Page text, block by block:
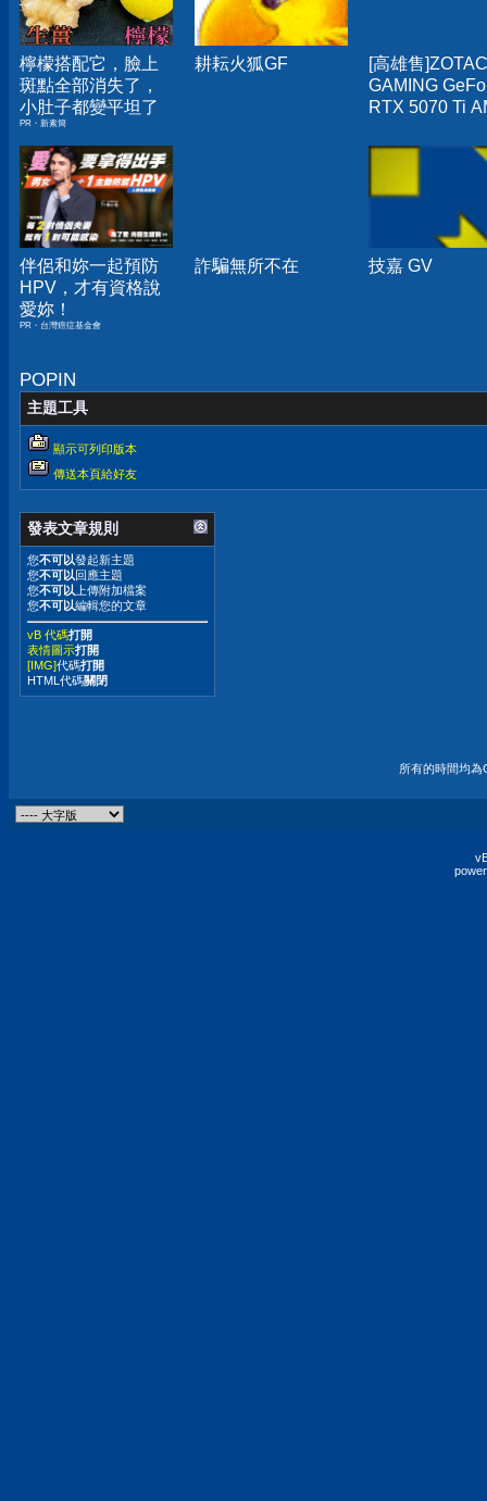
檸檬搭配它，臉上
斑點全部消失了，
小肚子都變平坦了
PR・新素簡
耕耘火狐GF
[高雄售
GAMING
RTX 5070 Ti
顯示卡
伴侶和妳一起預防
HPV，才有資格說
愛妳！
PR・台灣癌症基金會
詐騙無所不在 技嘉 GV
POPIN
主題工具
顯示可列印版本
傳送本頁給好友
發表文章規則
您不可以發起新主題
您不可以 回應主題
您不可以 上傳附加檔案
您不可以編輯您的文章
vB 代碼打開
表情圖示打開
[IMG]代碼打開
HTML代碼關閉
所有的時間均為